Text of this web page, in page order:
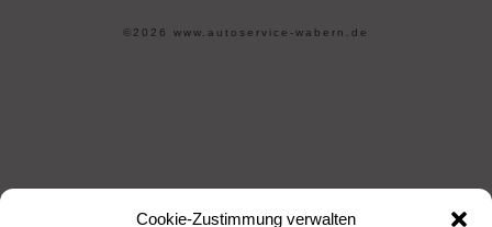
Cookie-Zustimmung verwalten
©2026 www.autoservice-wabern.de